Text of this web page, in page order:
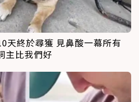
天終於尋獲 見鼻酸一幕所有
主比我們好